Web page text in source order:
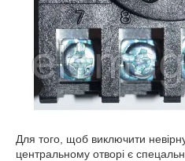
Для того, щоб виключити
центральному отворі є